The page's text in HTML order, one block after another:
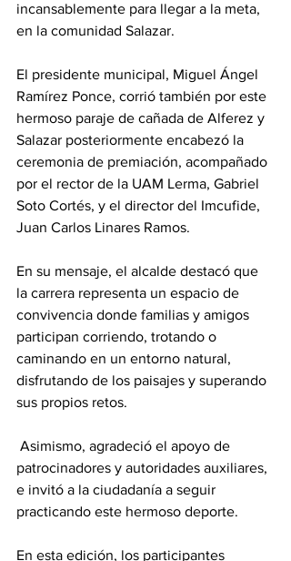
incansablemente para llegar a la meta,
en la comunidad Salazar.
El presidente municipal, Miguel Ángel
Ramírez Ponce, corrió también por este
hermoso paraje de cañada de Alferez y
Salazar posteriormente encabezó la
ceremonia de premiación, acompañado
por el rector de la UAM Lerma, Gabriel
Soto Cortés, y el director del Imcufide,
Juan Carlos Linares Ramos.
En su mensaje, el alcalde destacó que
la carrera representa un espacio de
convivencia donde familias y amigos
participan corriendo, trotando o
caminando en un entorno natural,
disfrutando de los paisajes y superando
sus propios retos.
patrocinadores y autoridades auxiliares,
e invitó a la ciudadanía a seguir
practicando este hermoso deporte.
En esta edición, los participantes